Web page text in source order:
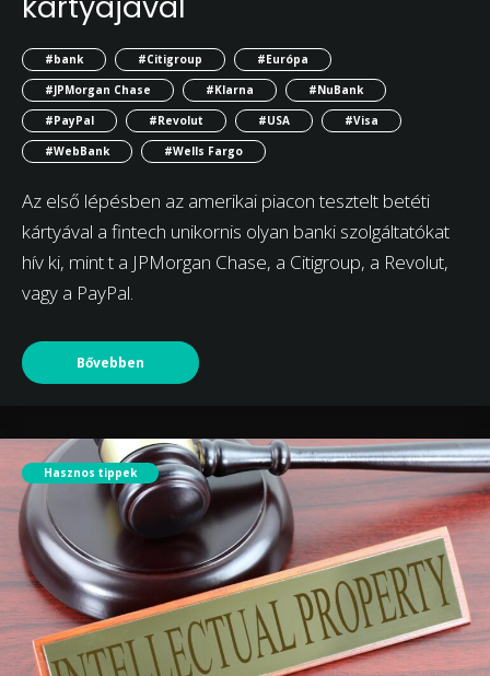
#bank #Citigroup
#Európa
#JPMorgan Chase
#Klarna
#NuBank
#PayPal
#Revolut #USA
#Visa
#WebBank
#Wells Fargo
Az első lépésben az amerikai piacon tesztelt betéti
kártyával a fintech unikornis olyan banki szolgáltatókat
hív ki, mint t a JPMorgan Chase, a Citigroup, a Revolut,
vagy a PayPal.
Bővebben
Hasznos tippek